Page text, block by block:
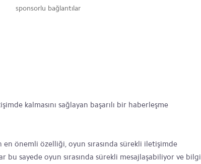
sponsorlu bağlantılar
kalmasını sağlayan başarılı bir haberleşme
en önemli özelliği, oyun sırasında sürekli iletişimde
bu sayede oyun sırasında sürekli mesajlaşabiliyor ve bilgi